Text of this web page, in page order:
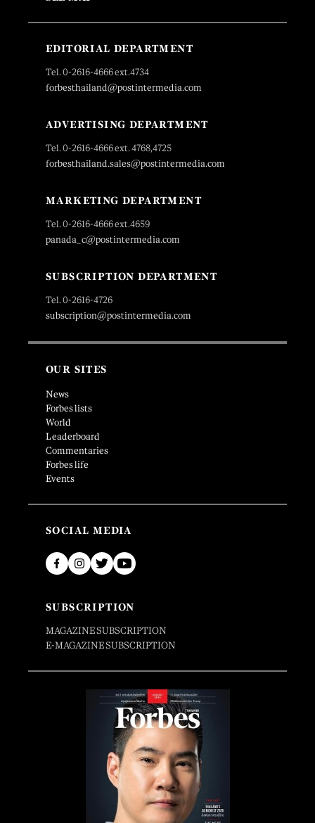
EDITORIAL DEPARTMENT
Tel. 0-2616-4666 ext.4734
forbesthailand@postintermedia.com
ADVERTISING DEPARTMENT
Tel. 0-2616-4666 ext. 4768,4725
forbesthailand.sales@postintermedia.com
MARKETING DEPARTMENT
Tel. 0-2616-4666 ext.4659
panada_c@postintermedia.com
SUBSCRIPTION DEPARTMENT
Tel. 0-2616-4726
subscription@postintermedia.com
OUR SITES
News
Forbes lists
World
Leaderboard
Commentaries
Forbes life
Events
SOCIAL MEDIA
SUBSCRIPTION
MAGAZINE SUBSCRIPTION
E-MAGAZINE SUBSCRIPTION